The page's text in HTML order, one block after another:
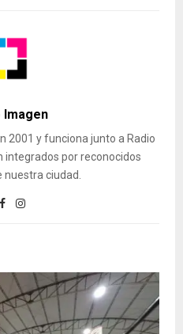
Imagen
2001 y funciona junto a Radio
integrados por reconocidos
ciudad.